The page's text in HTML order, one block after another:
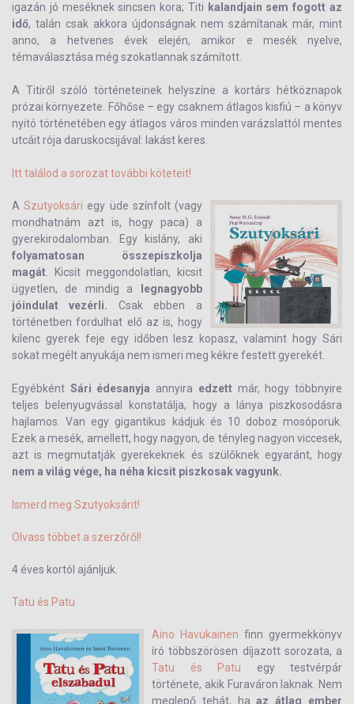
igazán jó meséknek sincsen kora; Titi kalandjain sem fogott az
idő, talán csak akkora újdonságnak nem számítanak már, mint
anno, a hetvenes évek elején, amikor e mesék nyelve,
témaválasztása még szokatlannak számított.
A Titiről szóló történeteinek helyszíne a kortárs hétköznapok
prózai környezete. Főhőse – egy csaknem átlagos kisfiú – a könyv
nyitó történetében egy átlagos város minden varázslattól mentes
utcáit rója daruskocsijával: lakást keres.
Itt találod a sorozat további köteteit!
ASzutyoksári egy üde színfolt (vagy
mondhatnám azt is, hogy paca) a
gyerekirodalomban. Egy kislány, aki
folyamatosan összepiszkolja
magát . Kicsit meggondolatlan, kicsit
ügyetlen, de mindig a
legnagyobb
jóindulat vezérli. Csak ebben a
történetben fordulhat elő az is, hogy
kilenc gyerek feje egy időben lesz kopasz, valamint hogy Sári
sokat megélt anyukája nem ismeri meg kékre festett gyerekét.
Egyébként Sári édesanyja annyira edzett már, hogy többnyire
teljes belenyugvással konstatálja, hogy a lánya piszkosodásra
hajlamos. Van egy gigantikus kádjuk és 10 doboz mosóporuk.
Ezek a mesék, amellett, hogy nagyon, de tényleg nagyon viccesek,
azt is megmutatják gyerekeknek és szülőknek egyaránt, hogy
nem a világ vége, ha néha kicsit piszkosak vagyunk.
Ismerd meg Szutyoksárit!
Olvass többet a szerzőről!
4 éves kortól ajánljuk.
Tatu és Patu
Aino Havukainen finn gyermekkönyv
író többszörösen díjazott sorozata, a
Tatu és Patu egy testvérpár
története, akik Furaváron laknak. Nem
meglepő tehát, haaz átlag ember